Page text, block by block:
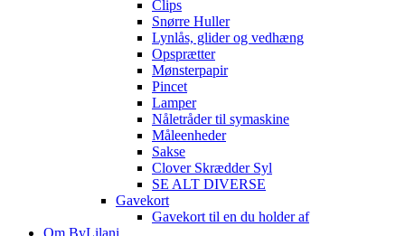
Clips
Snørre Huller
Lynlås, glider og vedhæng
Opsprætter
Mønsterpapir
Pincet
Lamper
Nåletråder til symaskine
Måleenheder
Sakse
Clover Skrædder Syl
SE ALT DIVERSE
Gavekort
Gavekort til en du holder af
Om ByLilani